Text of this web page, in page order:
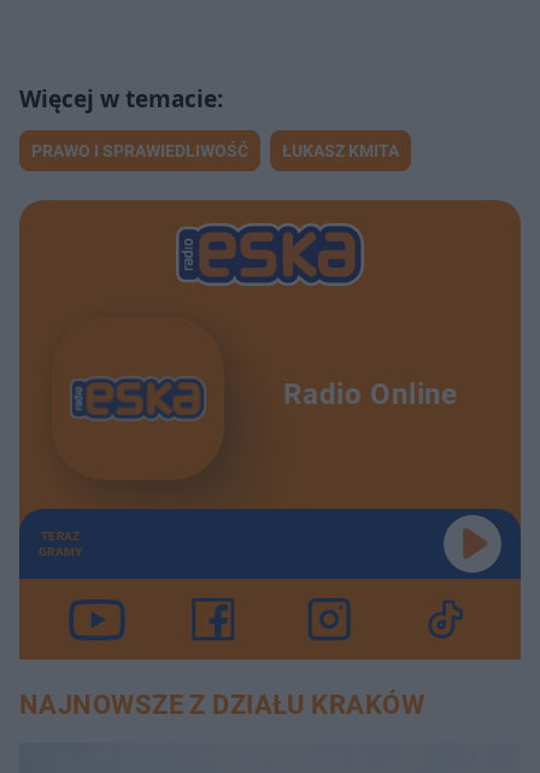
PRAWO I SPRAWIEDLIWOŚĆ ŁUKASZ KMITA
Radio Online
TERAZ
GRAMY
NAJNOWSZE Z DZIAŁU KRAKÓW